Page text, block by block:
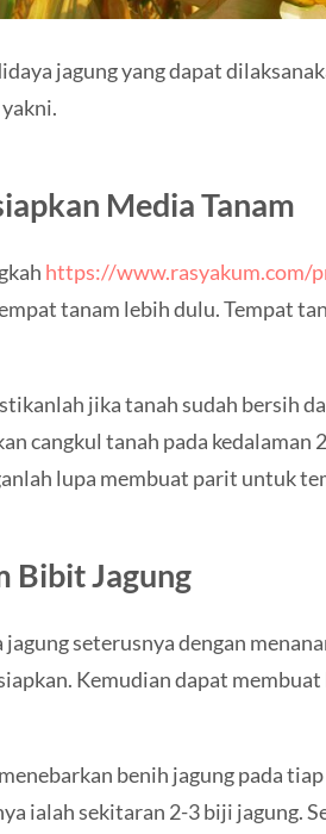
jagung yang dapat
Media Tanam
https://www.rasyakum.com/
tanam lebih dulu. Tempat
jika tanah sudah bersih
cangkul tanah pada kedalaman
lupa membuat parit untuk
Bibit Jagung
jagung seterusnya dengan
Kemudian dapat
benih jagung pada
ialah sekitaran 2-3 biji jagung.